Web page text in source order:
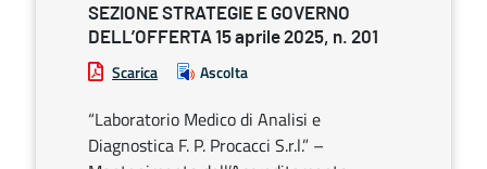
SEZIONE STRATEGIE E GOVERNO
DELL’OFFERTA 15 aprile 2025, n. 201
Scarica Ascolta
“Laboratorio Medico di Analisi e
Diagnostica F. P. Procacci S.r.l.” –